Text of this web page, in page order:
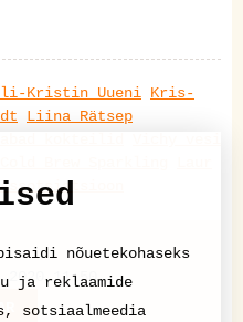
Kristin Uueni Kris-
Liina Rätsep
11:50
nõuetekohaseks
ja reklaamide
sotsiaalmeedia